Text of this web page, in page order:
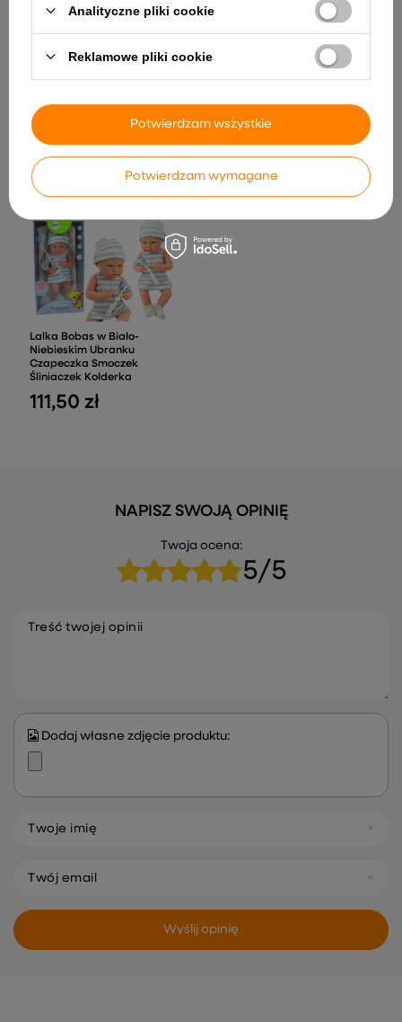
Sterowana RC 1:10 Światła
Dźwięki Para Wodna
Niebieska
97,78 zł
Zdalnie Sterowany RC
Zielony 130 x 190cm
188,33 zł
Lalka Bobas w Biało-
Niebieskim Ubranku
Czapeczka Smoczek
Śliniaczek Kołderka
111,50 zł
NAPISZ SWOJĄ OPINIĘ
Twoja ocena:
5/5
Treść twojej opinii
Dodaj własne zdjęcie produktu:
Twoje imię
Twój email
Wyślij opinię
Analityczne pliki cookie
Reklamowe pliki cookie
Potwierdzam wymagane
Potwierdzam wszystkie